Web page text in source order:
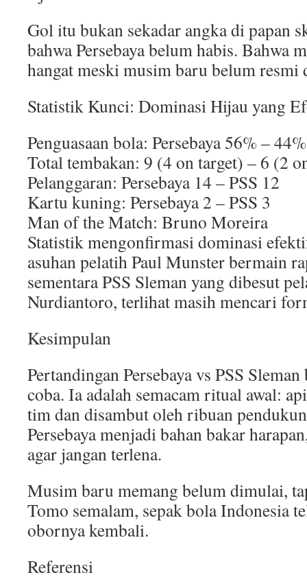
Gol itu bukan sekadar angka di papan
bahwa Persebaya belum habis. Bahwa
hangat meski musim baru belum resmi
Statistik Kunci: Dominasi Hijau yang
Penguasaan bola: Persebaya 56% –
Total tembakan: 9 (4 on target) – 6 (2
Pelanggaran: Persebaya 14 – PSS 12
Kartu kuning: Persebaya 2 – PSS 3
Man of the Match: Bruno Moreira
Statistik mengonfirmasi dominasi
asuhan pelatih Paul Munster bermain
sementara PSS Sleman yang dibesut
Nurdiantoro, terlihat masih mencari
Kesimpulan
Pertandingan Persebaya vs PSS
coba. Ia adalah semacam ritual awal:
tim dan disambut oleh ribuan
Persebaya menjadi bahan bakar
agar jangan terlena.
Musim baru memang belum dimulai,
Tomo semalam, sepak bola Indonesia
obornya kembali.
Referensi